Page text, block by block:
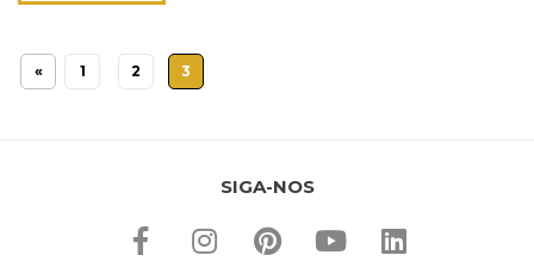
« 1 2 3
SIGA-NOS